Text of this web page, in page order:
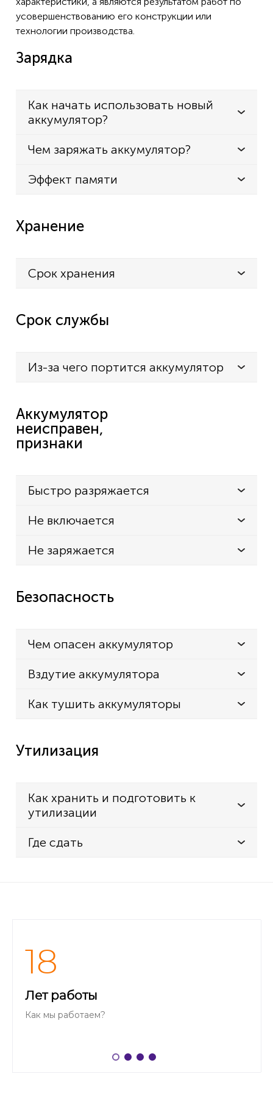
усовершенствованию его конструкции или
технологии производства.
Зарядка
Как начать использовать новый
аккумулятор?
Чем заряжать аккумулятор?
Эффект памяти
Хранение
Срок хранения
Срок службы
Из-за чего портится аккумулятор
Аккумулятор
неисправен,
признаки
Быстро разряжается
Не включается
Не заряжается
Безопасность
Чем опасен аккумулятор
Вздутие аккумулятора
Как тушить аккумуляторы
Утилизация
Как хранить и подготовить к
утилизации
Где сдать
18
Лет работы
Как мы работаем?